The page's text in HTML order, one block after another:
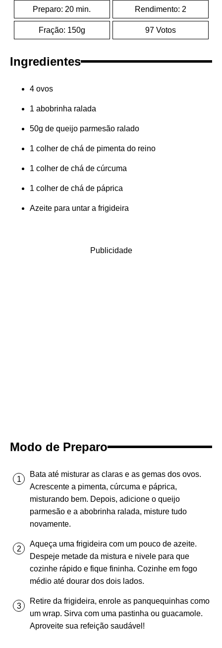
Preparo: 20 min. Rendimento: 2
Fração: 150g 97 Votos
Ingredientes
4 ovos
1 abobrinha ralada
50g de queijo parmesão ralado
1 colher de chá de pimenta do reino
1 colher de chá de cúrcuma
1 colher de chá de páprica
Azeite para untar a frigideira
Publicidade
Modo de Preparo
Bata até misturar as claras e as gemas dos ovos.
Acrescente a pimenta, cúrcuma e páprica,
misturando bem. Depois, adicione o queijo
parmesão e a abobrinha ralada, misture tudo
novamente.
Aqueça uma frigideira com um pouco de azeite.
Despeje metade da mistura e nivele para que
cozinhe rápido e fique fininha. Cozinhe em fogo
médio até dourar dos dois lados.
Retire da frigideira, enrole as panquequinhas como
um wrap. Sirva com uma pastinha ou guacamole.
Aproveite sua refeição saudável!